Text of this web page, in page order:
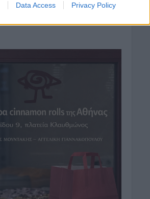
Data Access Privacy Policy